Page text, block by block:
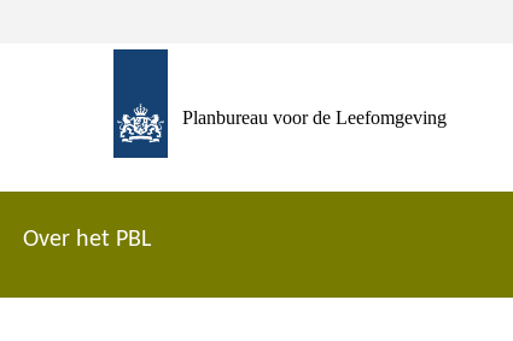
Planbureau voor de Leefomgeving
Over het PBL